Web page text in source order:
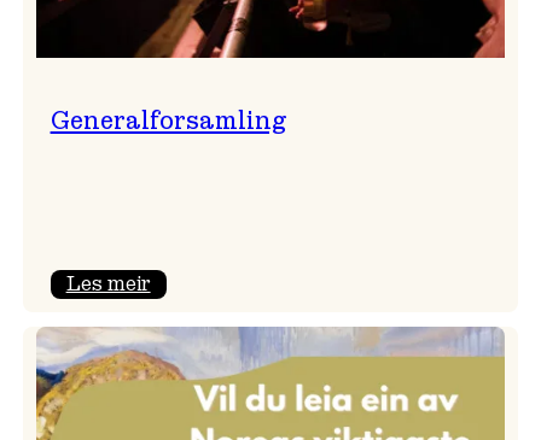
Generalforsamling
Les meir: